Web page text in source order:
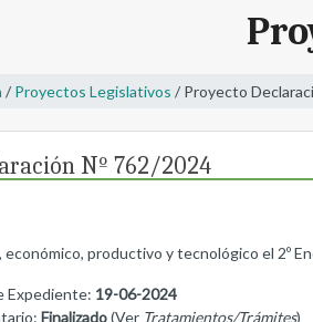
/ Proyectos Legislativos / Proyecto
Nº 762/2024
productivo y tecnológico el 2º
Expediente: 19-06-2024
Finalizado(Ver Tratamientos/Trámites)